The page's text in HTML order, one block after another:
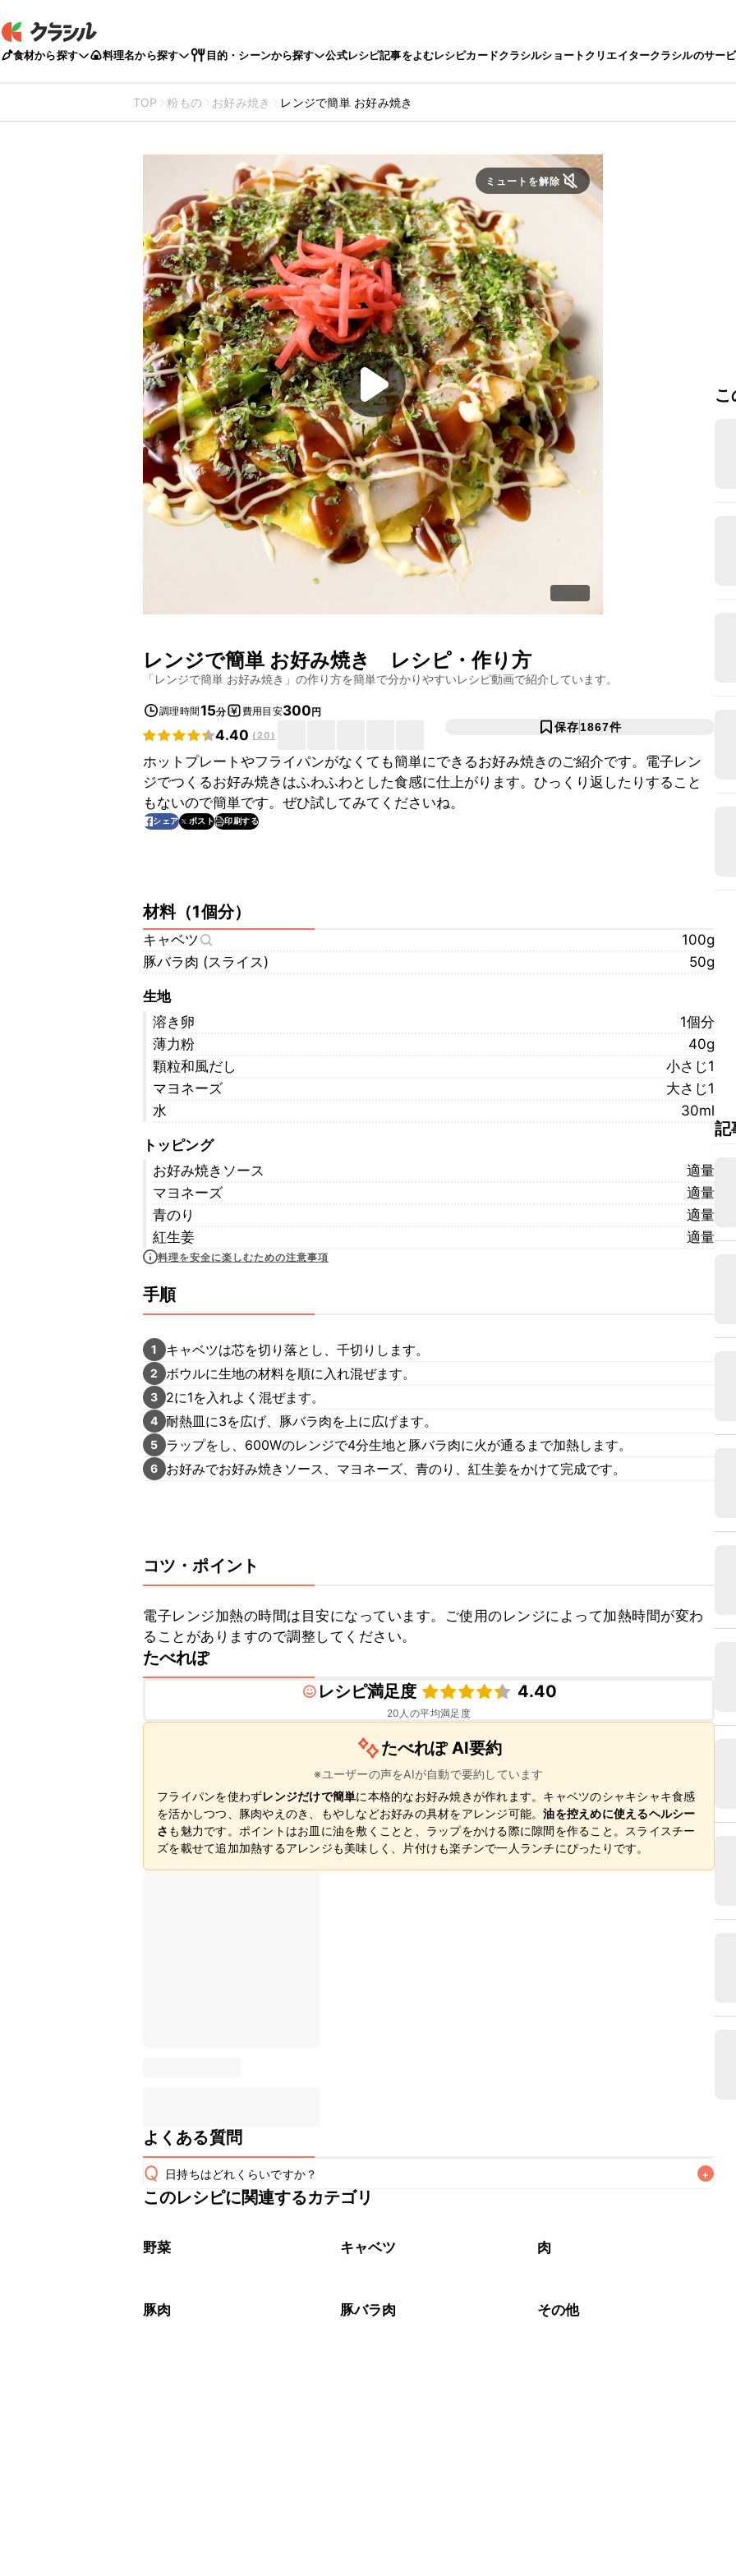
食材から探す 料理名から探す 目的・シーンから探す 公式レシピ記事をよむレシピカードクラシルショートクリエイタークラシルのサー
TOP 粉もの お好み焼き レンジで簡単 お好み焼き
ミュートを解除
レンジで簡単 お好み焼き レシピ・作り方
「レンジで簡単 お好み焼き 」の作り方を簡単で分かりやすいレシピ動画で紹介しています。
調理時間15分 費用目安300円
4.40 (20)
保存1867件
ホットプレートやフライパンがなくても簡単にできるお好み焼きのご紹介です。電子レン
ジでつくるお好み焼きはふわふわとした食感に仕上がります。ひっくり返したりすること
もないので簡単です。ぜひ試してみてくださいね。
シェア ポスト 印刷する
材料（1個分）
キャベツ
100g
豚バラ肉 (スライス)
50g
生地
溶き卵
1個分
薄力粉
40g
顆粒和風だし
小さじ1
マヨネーズ
大さじ1
水
30ml
トッピング
お好み焼きソース
適量
マヨネーズ
適量
青のり
適量
紅生姜
適量
料理を安全に楽しむための注意事項
手順
1 キャベツは芯を切り落とし、千切りします。
2 ボウルに生地の材料を順に入れ混ぜます。
3 2に1を入れよく混ぜます。
4 耐熱皿に3を広げ、豚バラ肉を上に広げます。
5 ラップをし、600Wのレンジで4分生地と豚バラ肉に火が通るまで加熱します。
6 お好みでお好み焼きソース、マヨネーズ、青のり、紅生姜をかけて完成です。
コツ・ポイント
電子レンジ加熱の時間は目安になっています。ご使用のレンジによって加熱時間が変わ
ることがありますので調整してください。
たべれぽ
レシピ満足度
4.40
20 人の平均満足度
たべれぽ AI要約
※ユーザーの声をAIが自動で要約しています
フライパンを使わずレンジだけで簡単に本格的なお好み焼きが作れます。キャベツのシャキシャキ食感
を活かしつつ、豚肉やえのき、もやしなどお好みの具材をアレンジ可能。油を控えめに使えるヘルシー
さ も魅力です。ポイントはお皿に油を敷くことと、ラップをかける際に隙間を作ること。スライスチー
ズを載せて追加加熱するアレンジも美味しく、片付けも楽チンで一人ランチにぴったりです。
よくある質問
Q 日持ちはどれくらいですか？ +
保存期間は冷蔵で翌日中が目安です。なるべくお早めにお召し上がりください。
※日持ちは目安です。
このレシピに関連するカテゴリ
野菜 キャベツ 肉
豚肉 豚バラ肉 その他
記